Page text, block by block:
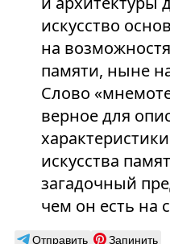
искусство
на
памяти, ныне
Слово
верное для
искусства
загадочный
чем он есть на
Отправить Запинить